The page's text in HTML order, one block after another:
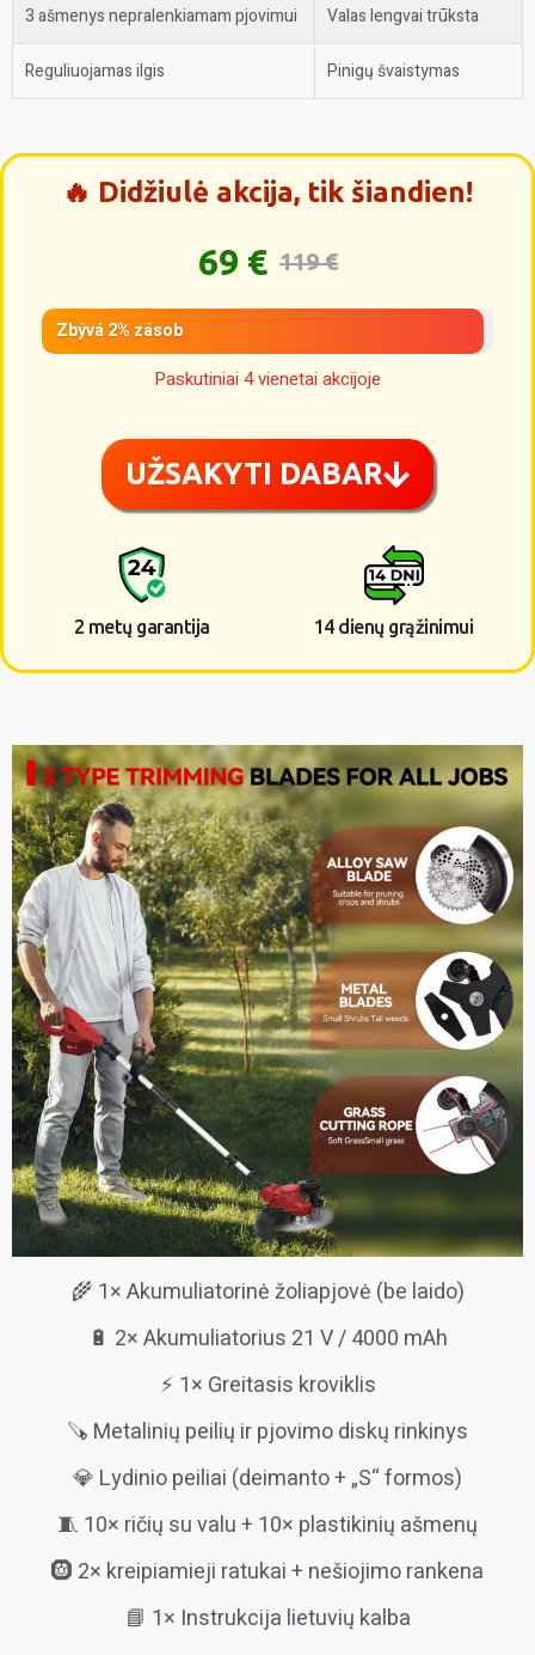
3 ašmenys nepralenkiamam pjovimui Valas lengvai trūksta
Reguliuojamas ilgis Pinigų švaistymas
🔥 Didžiulė akcija, tik šiandien!
69 € 119 €
Zbývá 2% zásob
Paskutiniai 4 vienetai akcijoje
UŽSAKYTI DABAR
2 metų garantija 14 dienų grąžinimui
🌾 1× Akumuliatorinė žoliapjovė (be laido)
🔋 2× Akumuliatorius 21 V / 4000 mAh
⚡ 1× Greitasis kroviklis
🪚 Metalinių peilių ir pjovimo diskų rinkinys
💎 Lydinio peiliai (deimanto + „S“ formos)
🧵 10× ričių su valu + 10× plastikinių ašmenų
🛞 2× kreipiamieji ratukai + nešiojimo rankena
📘 1× Instrukcija lietuvių kalba